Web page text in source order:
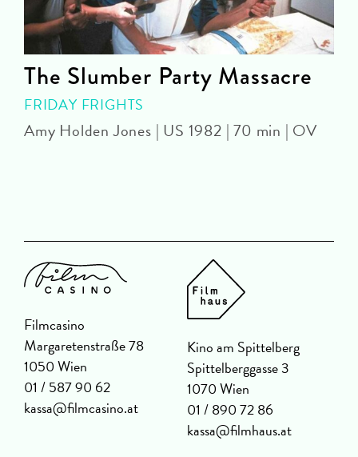
The Slumber Party Massacre
FRIDAY FRIGHTS
Amy Holden Jones | US 1982 | 70 min | OV
Filmcasino
Margaretenstraße 78
1050 Wien
01 / 587 90 62
kassa@filmcasino.at
Kino am Spittelberg
Spittelberggasse 3
1070 Wien
01 / 890 72 86
kassa@filmhaus.at